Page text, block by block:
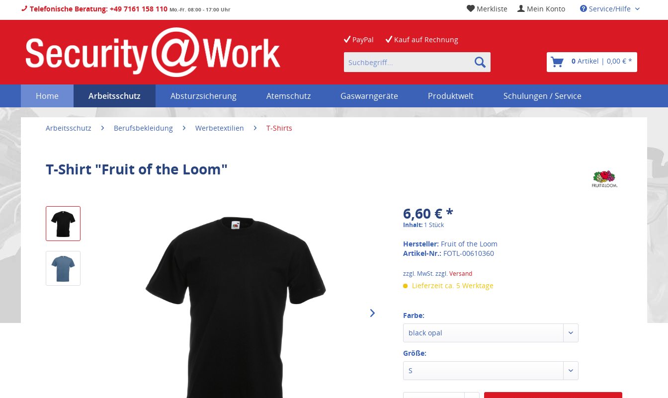
Telefonische Beratung: +49 7161 158 110 Mo.-Fr. 08:00 - 17:00 Uhr Service/Hilfe
Mein Konto
Merkliste
PayPal Kauf auf Rechnung
0 Artikel | 0,00 € *
Home Arbeitsschutz Absturzsicherung Atemschutz Gaswarngeräte Produktwelt Schulungen / Service
Arbeitsschutz Berufsbekleidung Werbetextilien T-Shirts
T-Shirt "Fruit of the Loom"
6,60 € *
Inhalt: 1 Stück
Hersteller: Fruit of the Loom
Artikel-Nr.: FOTL-00610360
zzgl. MwSt. zzgl.Versand
Lieferzeit ca. 5 Werktage
Farbe:
black opal
Größe:
S